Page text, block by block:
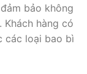
bảo không
hàng có
các loại bao bì